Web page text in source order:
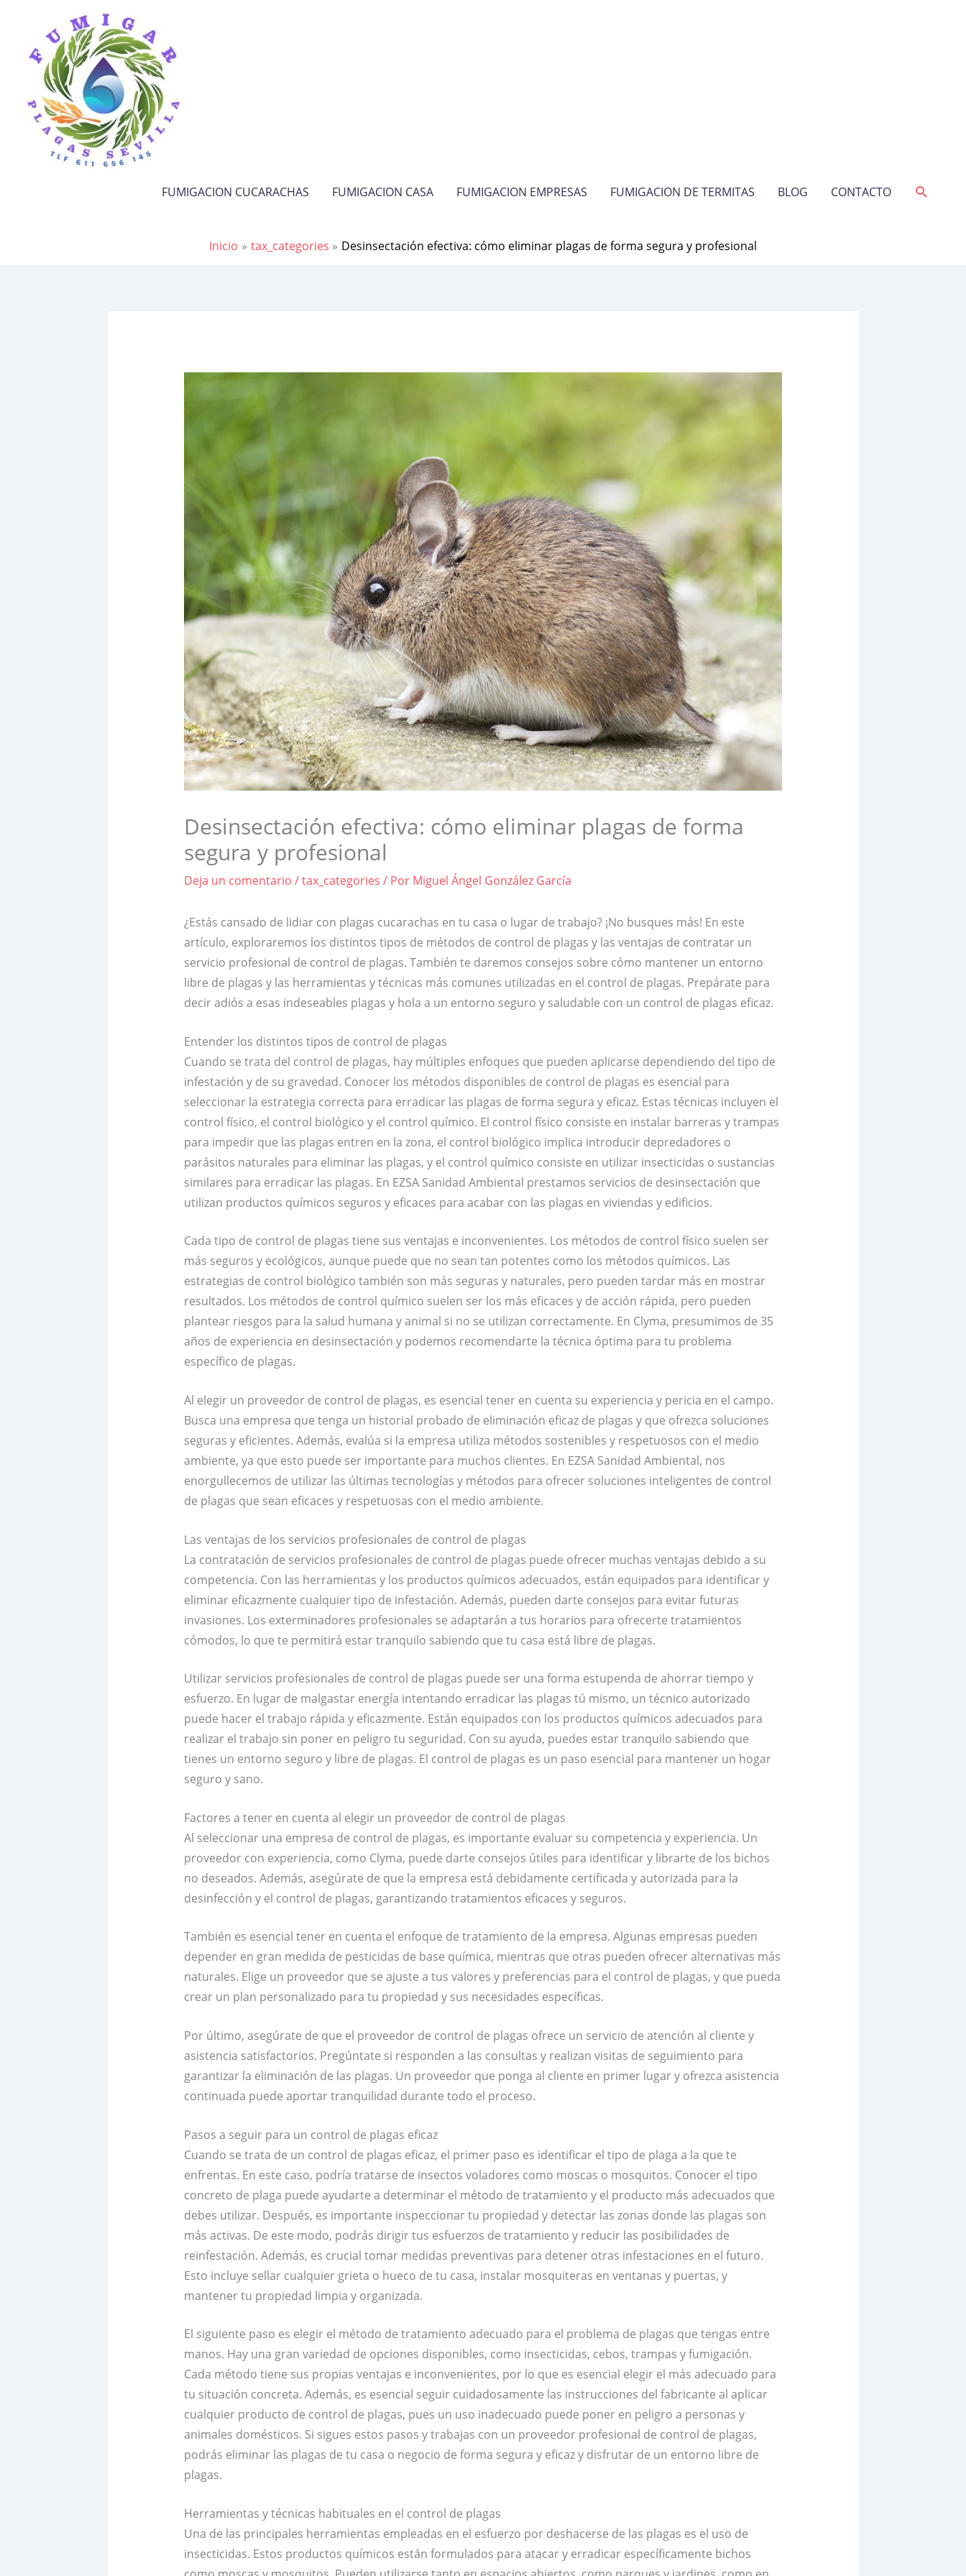
contenido
FUMIGACION CUCARACHAS FUMIGACION CASA FUMIGACION EMPRESAS FUMIGACION DE TERMITAS BLOG CONTACTO Buscar
Inicio tax_categories Desinsectación efectiva: cómo eliminar plagas de forma segura y profesional
Desinsectación efectiva: cómo eliminar plagas de forma
segura y profesional
Deja un comentario /tax_categories / Por Miguel Ángel González García
¿Estás cansado de lidiar con plagas cucarachas en tu casa o lugar de trabajo? ¡No busques más! En este
artículo, exploraremos los distintos tipos de métodos de control de plagas y las ventajas de contratar un
servicio profesional de control de plagas. También te daremos consejos sobre cómo mantener un entorno
libre de plagas y las herramientas y técnicas más comunes utilizadas en el control de plagas. Prepárate para
decir adiós a esas indeseables plagas y hola a un entorno seguro y saludable con un control de plagas eficaz.
Entender los distintos tipos de control de plagas
Cuando se trata del control de plagas, hay múltiples enfoques que pueden aplicarse dependiendo del tipo de
infestación y de su gravedad. Conocer los métodos disponibles de control de plagas es esencial para
seleccionar la estrategia correcta para erradicar las plagas de forma segura y eficaz. Estas técnicas incluyen el
control físico, el control biológico y el control químico. El control físico consiste en instalar barreras y trampas
para impedir que las plagas entren en la zona, el control biológico implica introducir depredadores o
parásitos naturales para eliminar las plagas, y el control químico consiste en utilizar insecticidas o sustancias
similares para erradicar las plagas. En EZSA Sanidad Ambiental prestamos servicios de desinsectación que
utilizan productos químicos seguros y eficaces para acabar con las plagas en viviendas y edificios.
Cada tipo de control de plagas tiene sus ventajas e inconvenientes. Los métodos de control físico suelen ser
más seguros y ecológicos, aunque puede que no sean tan potentes como los métodos químicos. Las
estrategias de control biológico también son más seguras y naturales, pero pueden tardar más en mostrar
resultados. Los métodos de control químico suelen ser los más eficaces y de acción rápida, pero pueden
plantear riesgos para la salud humana y animal si no se utilizan correctamente. En Clyma, presumimos de 35
años de experiencia en desinsectación y podemos recomendarte la técnica óptima para tu problema
específico de plagas.
Al elegir un proveedor de control de plagas, es esencial tener en cuenta su experiencia y pericia en el campo.
Busca una empresa que tenga un historial probado de eliminación eficaz de plagas y que ofrezca soluciones
seguras y eficientes. Además, evalúa si la empresa utiliza métodos sostenibles y respetuosos con el medio
ambiente, ya que esto puede ser importante para muchos clientes. En EZSA Sanidad Ambiental, nos
enorgullecemos de utilizar las últimas tecnologías y métodos para ofrecer soluciones inteligentes de control
de plagas que sean eficaces y respetuosas con el medio ambiente.
Las ventajas de los servicios profesionales de control de plagas
La contratación de servicios profesionales de control de plagas puede ofrecer muchas ventajas debido a su
competencia. Con las herramientas y los productos químicos adecuados, están equipados para identificar y
eliminar eficazmente cualquier tipo de infestación. Además, pueden darte consejos para evitar futuras
invasiones. Los exterminadores profesionales se adaptarán a tus horarios para ofrecerte tratamientos
cómodos, lo que te permitirá estar tranquilo sabiendo que tu casa está libre de plagas.
Utilizar servicios profesionales de control de plagas puede ser una forma estupenda de ahorrar tiempo y
esfuerzo. En lugar de malgastar energía intentando erradicar las plagas tú mismo, un técnico autorizado
puede hacer el trabajo rápida y eficazmente. Están equipados con los productos químicos adecuados para
realizar el trabajo sin poner en peligro tu seguridad. Con su ayuda, puedes estar tranquilo sabiendo que
tienes un entorno seguro y libre de plagas. El control de plagas es un paso esencial para mantener un hogar
seguro y sano.
Factores a tener en cuenta al elegir un proveedor de control de plagas
Al seleccionar una empresa de control de plagas, es importante evaluar su competencia y experiencia. Un
proveedor con experiencia, como Clyma, puede darte consejos útiles para identificar y librarte de los bichos
no deseados. Además, asegúrate de que la empresa está debidamente certificada y autorizada para la
desinfección y el control de plagas, garantizando tratamientos eficaces y seguros.
También es esencial tener en cuenta el enfoque de tratamiento de la empresa. Algunas empresas pueden
depender en gran medida de pesticidas de base química, mientras que otras pueden ofrecer alternativas más
naturales. Elige un proveedor que se ajuste a tus valores y preferencias para el control de plagas, y que pueda
crear un plan personalizado para tu propiedad y sus necesidades específicas.
Por último, asegúrate de que el proveedor de control de plagas ofrece un servicio de atención al cliente y
asistencia satisfactorios. Pregúntate si responden a las consultas y realizan visitas de seguimiento para
garantizar la eliminación de las plagas. Un proveedor que ponga al cliente en primer lugar y ofrezca asistencia
continuada puede aportar tranquilidad durante todo el proceso.
Pasos a seguir para un control de plagas eficaz
Cuando se trata de un control de plagas eficaz, el primer paso es identificar el tipo de plaga a la que te
enfrentas. En este caso, podría tratarse de insectos voladores como moscas o mosquitos. Conocer el tipo
concreto de plaga puede ayudarte a determinar el método de tratamiento y el producto más adecuados que
debes utilizar. Después, es importante inspeccionar tu propiedad y detectar las zonas donde las plagas son
más activas. De este modo, podrás dirigir tus esfuerzos de tratamiento y reducir las posibilidades de
reinfestación. Además, es crucial tomar medidas preventivas para detener otras infestaciones en el futuro.
Esto incluye sellar cualquier grieta o hueco de tu casa, instalar mosquiteras en ventanas y puertas, y
mantener tu propiedad limpia y organizada.
El siguiente paso es elegir el método de tratamiento adecuado para el problema de plagas que tengas entre
manos. Hay una gran variedad de opciones disponibles, como insecticidas, cebos, trampas y fumigación.
Cada método tiene sus propias ventajas e inconvenientes, por lo que es esencial elegir el más adecuado para
tu situación concreta. Además, es esencial seguir cuidadosamente las instrucciones del fabricante al aplicar
cualquier producto de control de plagas, pues un uso inadecuado puede poner en peligro a personas y
animales domésticos. Si sigues estos pasos y trabajas con un proveedor profesional de control de plagas,
podrás eliminar las plagas de tu casa o negocio de forma segura y eficaz y disfrutar de un entorno libre de
plagas.
Herramientas y técnicas habituales en el control de plagas
Una de las principales herramientas empleadas en el esfuerzo por deshacerse de las plagas es el uso de
insecticidas. Estos productos químicos están formulados para atacar y erradicar específicamente bichos